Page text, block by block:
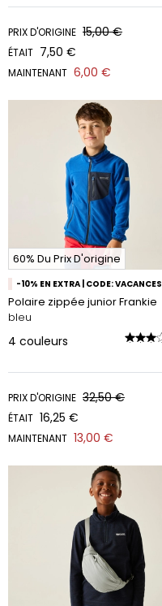
PRIX D'ORIGINE 15,00 €
ÉTAIT 7,50 €
MAINTENANT 6,00 €
60% Du Prix D'origine
-10% EN EXTRA | CODE: VACANCES
Polaire zippée junior Frankie
bleu
4 couleurs
PRIX D'ORIGINE 32,50 €
ÉTAIT 16,25 €
MAINTENANT 13,00 €